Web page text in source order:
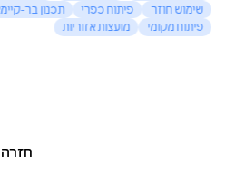
שימוש חוזר
פיתוח כפרי
תכנון בר-
פיתוח מקומי
מועצות אזוריות